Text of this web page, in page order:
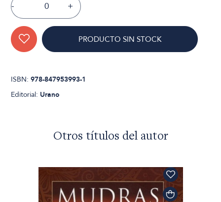
- +
PRODUCTO SIN STOCK
ISBN:978-847953993-1
Editorial: Urano
Otros títulos del autor